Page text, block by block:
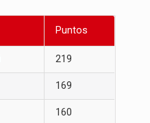
Puntos
219
169
160